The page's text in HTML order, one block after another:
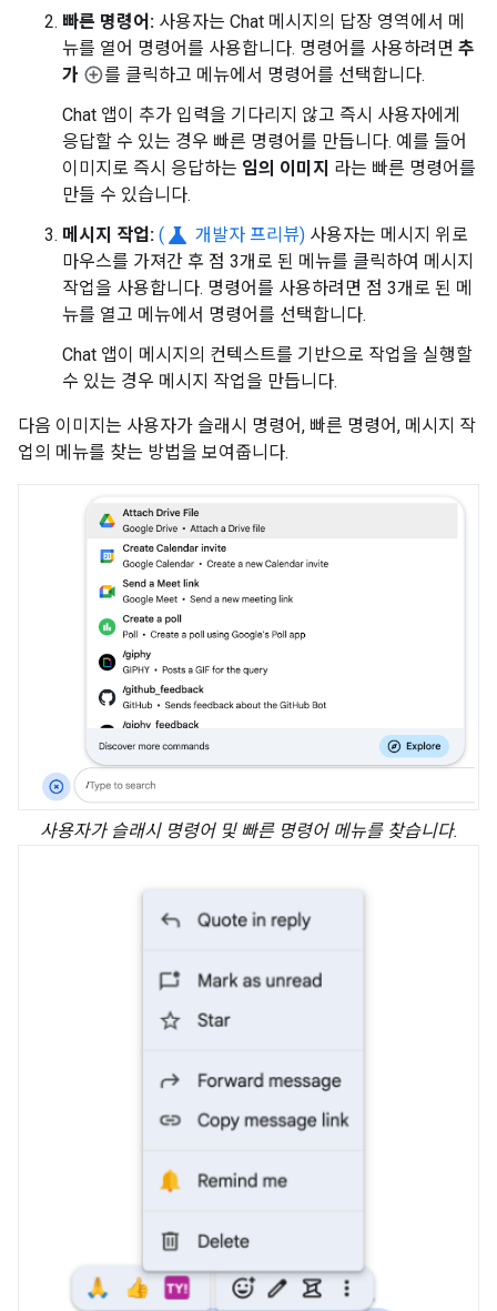
빠른 명령어: 사용자는 Chat 메시지의 답장 영역에서 메
뉴를 열어 명령어를 사용합니다. 명령어를 사용하려면 추
가
를 클릭하고 메뉴에서 명령어를 선택합니다.
Chat 앱이 추가 입력을 기다리지 않고 즉시 사용자에게
응답할 수 있는 경우 빠른 명령어를 만듭니다. 예를 들어
이미지로 즉시 응답하는 임의 이미지 라는 빠른 명령어를
만들 수 있습니다.
메시지 작업: ( science 개발자 프리뷰) 사용자는 메시지 위로
마우스를 가져간 후 점 3개로 된 메뉴를 클릭하여 메시지
작업을 사용합니다. 명령어를 사용하려면 점 3개로 된 메
뉴를 열고 메뉴에서 명령어를 선택합니다.
Chat 앱이 메시지의 컨텍스트를 기반으로 작업을 실행할
수 있는 경우 메시지 작업을 만듭니다.
다음 이미지는 사용자가 슬래시 명령어, 빠른 명령어, 메시지 작
업의 메뉴를 찾는 방법을 보여줍니다.
사용자가 슬래시 명령어 및 빠른 명령어 메뉴를 찾습니다.